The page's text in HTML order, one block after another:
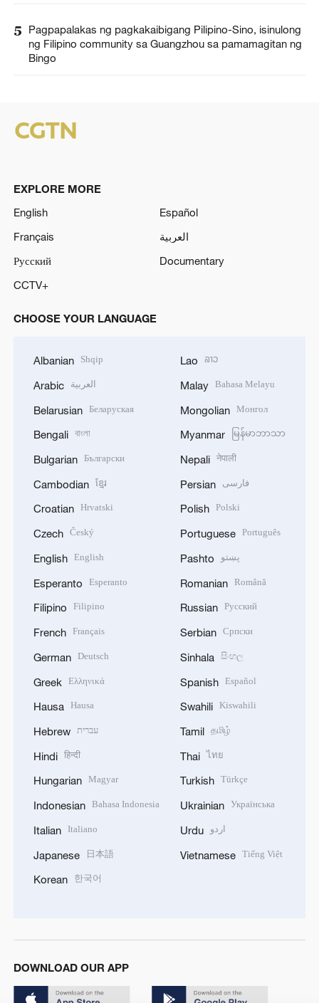
5
Pagpapalakas ng pagkakaibigang Pilipino-Sino, isinulong
ng Filipino community sa Guangzhou sa pamamagitan ng
Bingo
EXPLORE MORE
English
Español
Français
العربية
Русский
Documentary
CCTV+
CHOOSE YOUR LANGUAGE
Albanian Shqip
Arabic العربية
Belarusian Беларуская
Bengali বাংলা
Bulgarian Български
Cambodian ខ្មែរ
Croatian Hrvatski
Czech Český
English English
Esperanto Esperanto
Filipino Filipino
French Français
German Deutsch
Greek Ελληνικά
Hausa Hausa
Hebrew עברית
Hindi हिन्दी
Hungarian Magyar
Indonesian Bahasa Indonesia
Italian Italiano
Japanese 日本語
Korean 한국어
Lao ລາວ
Malay Bahasa Melayu
Mongolian Монгол
Myanmar မြန်မာဘာသာ
Nepali नेपाली
Persian فارسی
Polish Polski
Portuguese Português
Pashto پښتو
Romanian Română
Russian Русский
Serbian Српски
Sinhala සිංහල
Spanish Español
Swahili Kiswahili
Tamil தமிழ்
Thai ไทย
Turkish Türkçe
Ukrainian Українська
Urdu اردو
Vietnamese Tiếng Việt
DOWNLOAD OUR APP